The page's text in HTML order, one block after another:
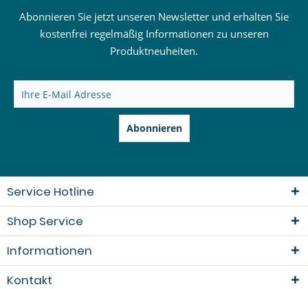
Abonnieren Sie jetzt unseren Newsletter und erhalten Sie
kostenfrei regelmäßig Informationen zu unseren
Produktneuheiten.
Abonnieren
Service Hotline
Shop Service
Informationen
Kontakt